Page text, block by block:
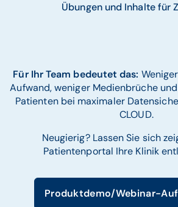
Übungen und Inhalte für
Für Ihr Team bedeutet das:
Aufwand, weniger Medienbrüche
Patienten bei maximaler
CLOUD.
Neugierig? Lassen Sie sich
Patientenportal Ihre Klinik
Produktdemo/Webinar-